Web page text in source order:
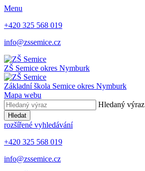
Menu
+420 325 568 019
info@zssemice.cz
ZŠ Semice okres Nymburk
Základní škola Semice okres Nymburk
Mapa webu
Hledaný výraz
Hledat
rozšířené vyhledávání
+420 325 568 019
info@zssemice.cz